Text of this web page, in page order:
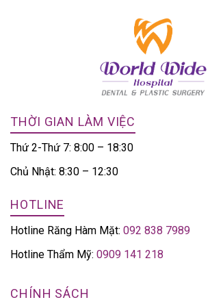
THỜI GIAN LÀM VIỆC
Thứ 2-Thứ 7: 8:00 – 18:30
Chủ Nhật: 8:30 – 12:30
HOTLINE
Hotline Răng Hàm Mặt: 092 838 7989
Hotline Thẩm Mỹ: 0909 141 218
CHÍNH SÁCH